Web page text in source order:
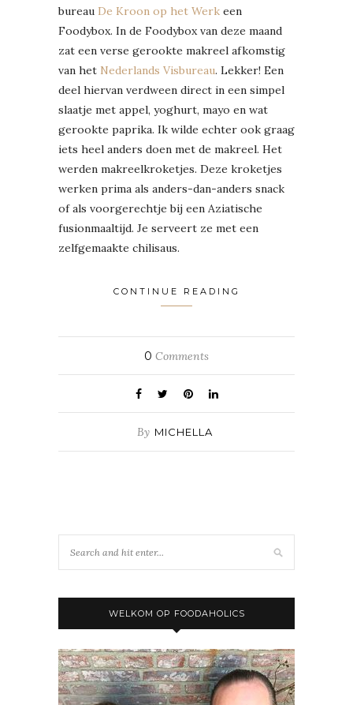
bureau De Kroon op het Werk een
Foodybox. In de Foodybox van deze maand
zat een verse gerookte makreel afkomstig
van het Nederlands Visbureau. Lekker! Een
deel hiervan verdween direct in een simpel
slaatje met appel, yoghurt, mayo en wat
gerookte paprika. Ik wilde echter ook graag
iets heel anders doen met de makreel. Het
werden makreelkroketjes. Deze kroketjes
werken prima als anders-dan-anders snack
of als voorgerechtje bij een Aziatische
fusionmaaltijd. Je serveert ze met een
zelfgemaakte chilisaus.
CONTINUE READING
0 Comments
By MICHELLA
WELKOM OP FOODAHOLICS